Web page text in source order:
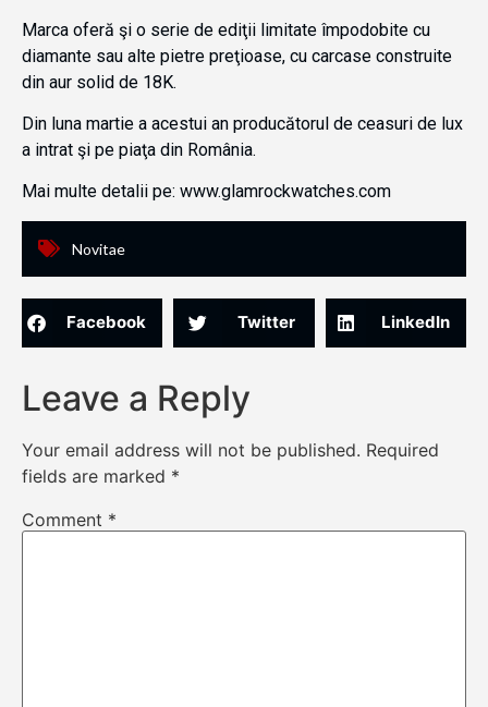
Marca oferă şi o serie de ediţii limitate împodobite cu
diamante sau alte pietre preţioase, cu carcase construite
din aur solid de 18K.
Din luna martie a acestui an producătorul de ceasuri de lux
a intrat şi pe piaţa din România.
Mai multe detalii pe: www.glamrockwatches.com
Novitae
Facebook Twitter LinkedIn
Leave a Reply
Your email address will not be published. Required
fields are marked *
Comment *